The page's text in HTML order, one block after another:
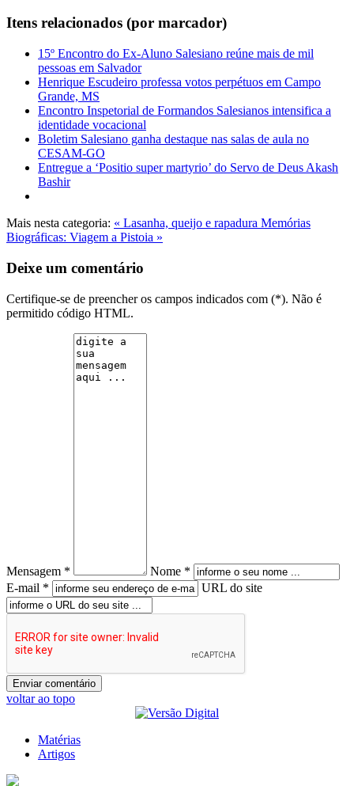
Itens relacionados (por marcador)
15º Encontro do Ex-Aluno Salesiano reúne mais de mil
pessoas em Salvador
Henrique Escudeiro professa votos perpétuos em Campo
Grande, MS
Encontro Inspetorial de Formandos Salesianos intensifica a
identidade vocacional
Boletim Salesiano ganha destaque nas salas de aula no
CESAM-GO
Entregue a ‘Positio super martyrio’ do Servo de Deus Akash
Bashir
Mais nesta categoria: « Lasanha, queijo e rapadura Memórias
Biográficas: Viagem a Pistoia »
Deixe um comentário
Certifique-se de preencher os campos indicados com (*). Não é
permitido código HTML.
Mensagem *
Nome *
E-mail *
URL do site
voltar ao topo
Matérias
Artigos